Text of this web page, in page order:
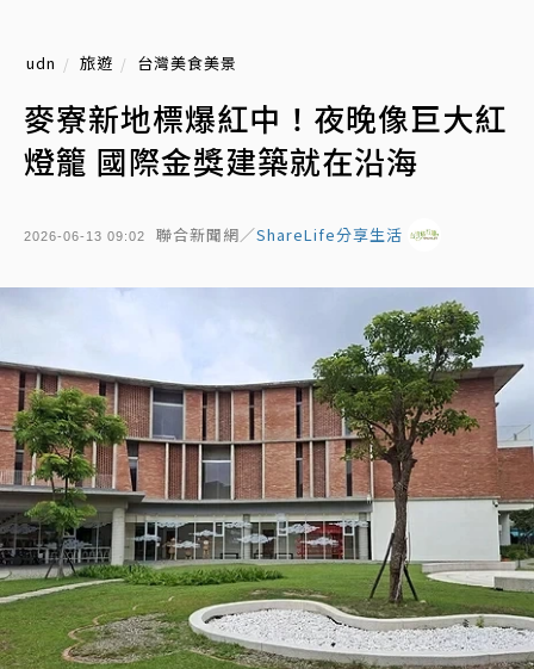
udn 旅遊 台灣美食美景
麥寮新地標爆紅中！夜晚像巨大紅
燈籠 國際金獎建築就在沿海
2026-06-13 09:02 聯合新聞網／ShareLife分享生活